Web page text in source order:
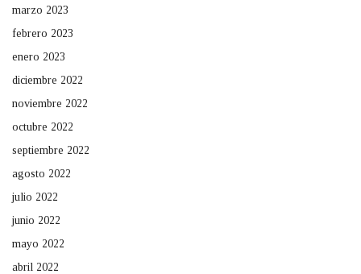
marzo 2023
febrero 2023
enero 2023
diciembre 2022
noviembre 2022
octubre 2022
septiembre 2022
agosto 2022
julio 2022
junio 2022
mayo 2022
abril 2022